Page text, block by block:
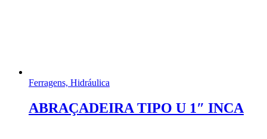
Ferragens, Hidráulica
ABRAÇADEIRA TIPO U 1″ INCA